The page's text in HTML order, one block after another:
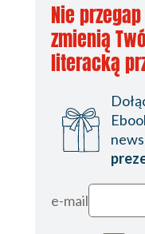
Nie
zmienią
literacką
e-mail